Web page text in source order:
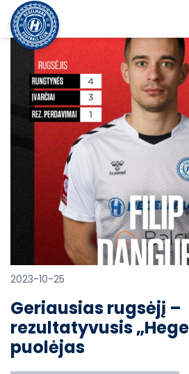
2023-10-25
Geriausias rugsėjį –
rezultatyvusis
puolėjas